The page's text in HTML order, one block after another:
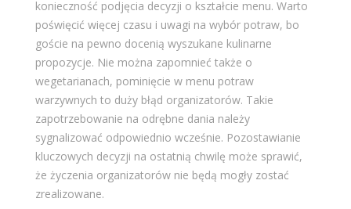
konieczność podjęcia decyzji o kształcie menu. Warto
poświęcić więcej czasu i uwagi na wybór potraw, bo
goście na pewno docenią wyszukane kulinarne
propozycje. Nie można zapomnieć także o
wegetarianach, pominięcie w menu potraw
warzywnych to duży błąd organizatorów. Takie
zapotrzebowanie na odrębne dania należy
sygnalizować odpowiednio wcześnie. Pozostawianie
kluczowych decyzji na ostatnią chwilę może sprawić,
że życzenia organizatorów nie będą mogły zostać
zrealizowane.